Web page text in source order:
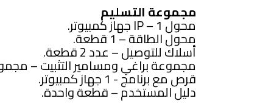
مجموعة التسليم
محول IP – 1 جهاز كمبيوتر.
محول الطاقة – 1 قطعة.
أسلاك للتوصيل – عدد 2 قطعة.
مجموعة براغي ومسامير التثبيت –
قرص مع برنامج - 1 جهاز كمبيوتر.
دليل المستخدم – قطعة واحدة.